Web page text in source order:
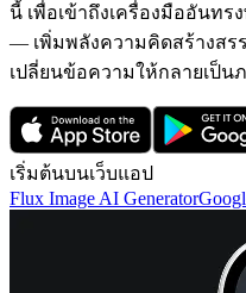
นี้ เพื่อเข้าถึงเครื่องมืออันทรง
— เพิ่มพลังความคิดสร้างส
เปลี่ยนข้อความให้กลายเป็น
เริ่มต้นบนเว็บแอป
Flux Image AI Generator